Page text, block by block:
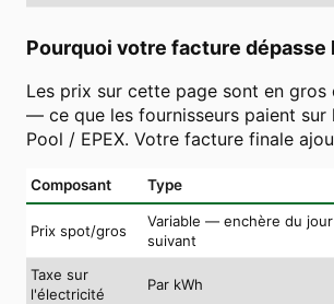
Pourquoi votre facture dépasse
Les prix sur cette page sont en gros
— ce que les fournisseurs paient sur
Pool / EPEX. Votre facture finale
Composant Type
Prix spot/gros
Variable — enchère du jour
suivant
Taxe sur
l'électricité
Par kWh